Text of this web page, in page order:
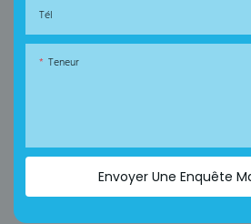
Tél
Teneur
Envoyer Une Enquête